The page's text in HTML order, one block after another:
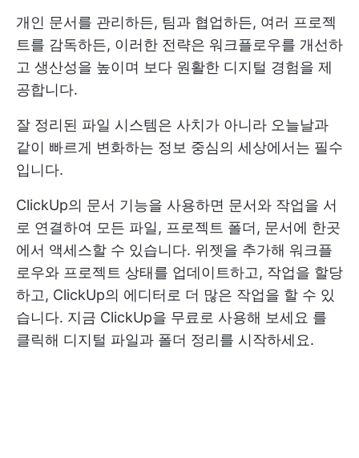
개인 문서를 관리하든, 팀과 협업하든, 여러 프로젝
트를 감독하든, 이러한 전략은 워크플로우를 개선하
고 생산성을 높이며 보다 원활한 디지털 경험을 제
공합니다.
잘 정리된 파일 시스템은 사치가 아니라 오늘날과
같이 빠르게 변화하는 정보 중심의 세상에서는 필수
입니다.
ClickUp의 문서 기능을 사용하면 문서와 작업을 서
로 연결하여 모든 파일, 프로젝트 폴더, 문서에 한곳
에서 액세스할 수 있습니다. 위젯을 추가해 워크플
로우와 프로젝트 상태를 업데이트하고, 작업을 할당
하고, ClickUp의 에디터로 더 많은 작업을 할 수 있
습니다. 지금 ClickUp을 무료로 사용해 보세요 를
클릭해 디지털 파일과 폴더 정리를 시작하세요.